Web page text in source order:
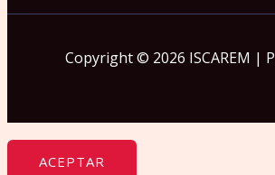
Copyright © 2026 ISCAREM |
ACEPTAR